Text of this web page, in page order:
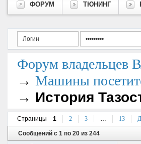
ФОРУМ ТЮНИНГ
Форум владельцев
→ Машины
→ История
Страницы 1 2 3 … 13
Сообщений с 1 по 20 из 244